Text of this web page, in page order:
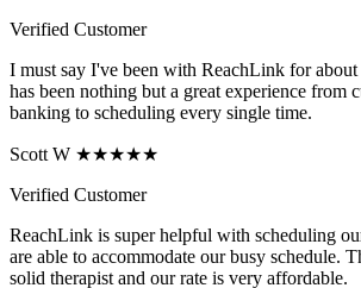
Verified Customer
I must say I've been with ReachLink for
has been nothing but a great experience from
banking to scheduling every single time.
Scott W ★★★★★
Verified Customer
ReachLink is super helpful with scheduling
are able to accommodate our busy schedule.
solid therapist and our rate is very affordable.